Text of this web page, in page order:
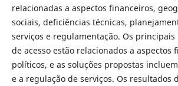
relacionadas a aspectos financeiros,
sociais, deficiências técnicas,
serviços e regulamentação. Os
de acesso estão relacionados a aspectos
políticos, e as soluções propostas
e a regulação de serviços. Os resultados